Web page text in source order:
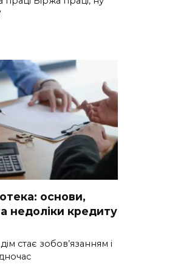
основи,
недоліки кредиту
стає зобов’язанням і